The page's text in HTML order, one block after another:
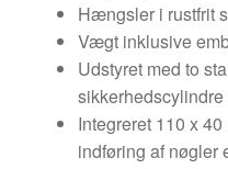
Hængsler i rustfrit
Vægt inklusive
Udstyret med to
Integreret 110 x
indføring af nøgler